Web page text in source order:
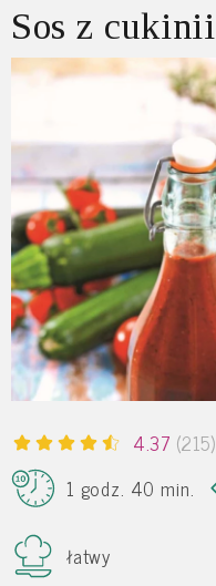
Sos z cukinii
4.37 (215)
1 godz. 40 min.
łatwy